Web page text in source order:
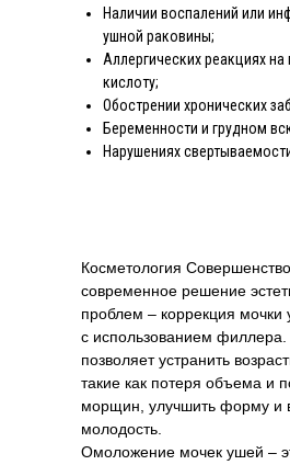
Наличии воспалений или
ушной раковины;
Аллергических реакциях
кислоту;
Обострении хронических
Беременности и грудном
Нарушениях
Косметология
современное решение
проблем – коррекция
с использованием
позволяет устранить
такие как потеря объема и
морщин, улучшить форму и
молодость.
Омоложение мочек ушей –